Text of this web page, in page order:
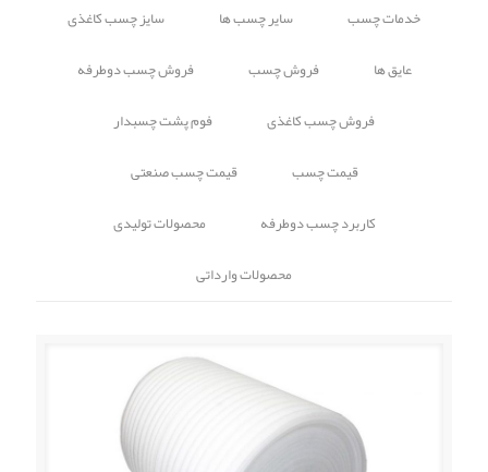
خدمات چسب
سایر چسب ها
سایز چسب کاغذی
عایق ها
فروش چسب
فروش چسب دوطرفه
فروش چسب کاغذی
فوم پشت چسبدار
قیمت چسب
قیمت چسب صنعتی
کاربرد چسب دوطرفه
محصولات تولیدی
محصولات وارداتی